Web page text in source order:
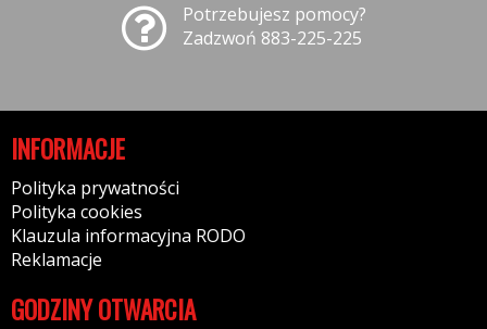
Potrzebujesz pomocy?
Zadzwoń 883-225-225
INFORMACJE
Polityka prywatności
Polityka cookies
Klauzula informacyjna RODO
Reklamacje
GODZINY OTWARCIA